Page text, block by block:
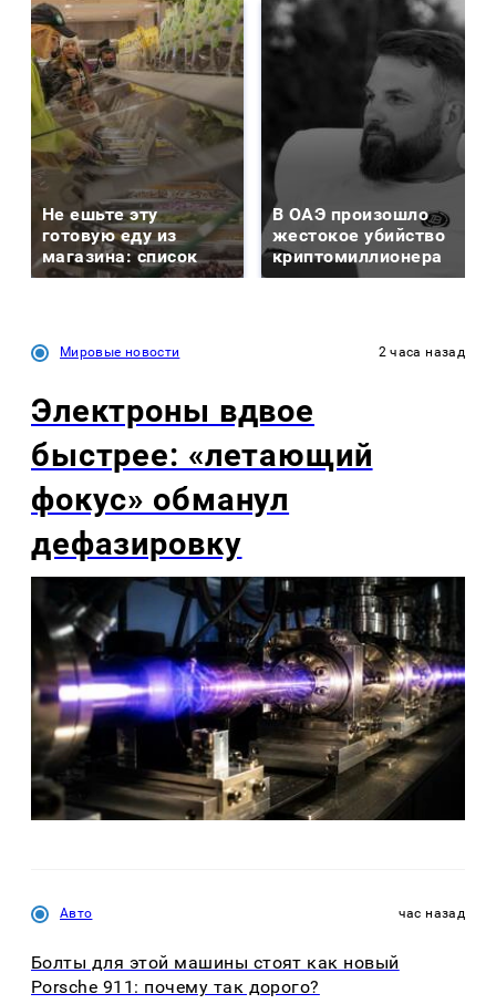
Не ешьте эту
готовую еду из
магазина: список
В ОАЭ произошло
жестокое убийство
криптомиллионера
Мировые новости 2 часа назад
Электроны вдвое
быстрее: «летающий
фокус» обманул
дефазировку
Авто час назад
Болты для этой машины стоят как новый
Porsche 911: почему так дорого?